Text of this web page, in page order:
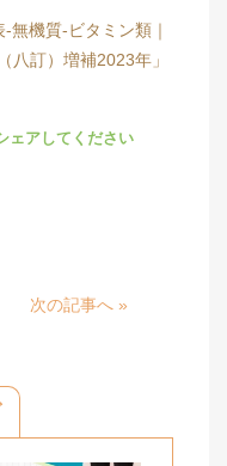
無機質-ビタミン類｜
八訂）増補2023年」
次の記事へ »